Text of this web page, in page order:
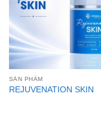
SẢN PHẨM
REJUVENATION SKIN